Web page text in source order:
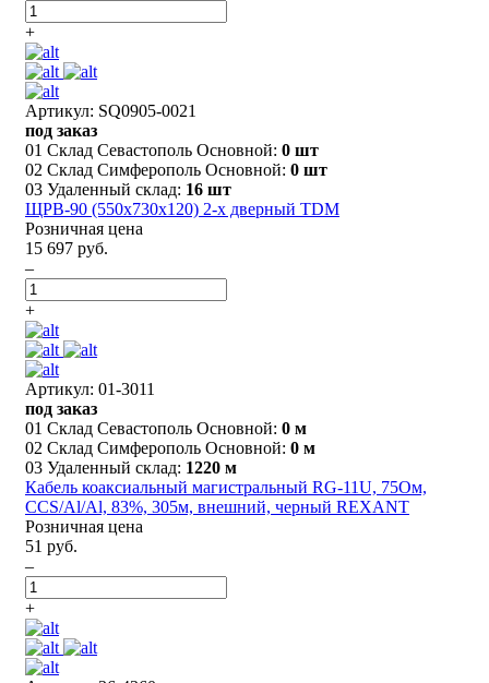
+
Артикул: SQ0905-0021
под заказ
01 Склад Севастополь Основной: 0 шт
02 Склад Симферополь Основной: 0 шт
03 Удаленный склад: 16 шт
ЩРВ-90 (550х730х120) 2-х дверный TDM
Розничная цена
15 697 руб.
–
+
Артикул: 01-3011
под заказ
01 Склад Севастополь Основной: 0 м
02 Склад Симферополь Основной: 0 м
03 Удаленный склад: 1220 м
Кабель коаксиальный магистральный RG-11U, 75Ом,
CCS/Al/Al, 83%, 305м, внешний, черный REXANT
Розничная цена
51 руб.
–
+